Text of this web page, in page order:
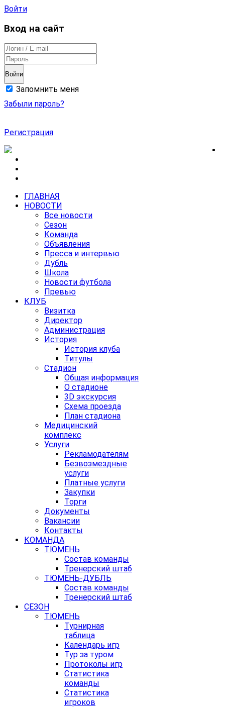
Войти
Вход на сайт
Войти
Запомнить меня
Забыли пароль?
Регистрация
ГЛАВНАЯ
НОВОСТИ
Все новости
Сезон
Команда
Объявления
Пресса и интервью
Дубль
Школа
Новости футбола
Превью
КЛУБ
Визитка
Директор
Администрация
История
История клуба
Титулы
Стадион
Общая информация
О стадионе
3D экскурсия
Схема проезда
План стадиона
Медицинский
комплекс
Услуги
Рекламодателям
Безвозмездные
услуги
Платные услуги
Закупки
Торги
Документы
Вакансии
Контакты
КОМАНДА
ТЮМЕНЬ
Состав команды
Тренерский штаб
ТЮМЕНЬ-ДУБЛЬ
Состав команды
Тренерский штаб
СЕЗОН
ТЮМЕНЬ
Турнирная
таблица
Календарь игр
Тур за туром
Протоколы игр
Статистика
команды
Статистика
игроков